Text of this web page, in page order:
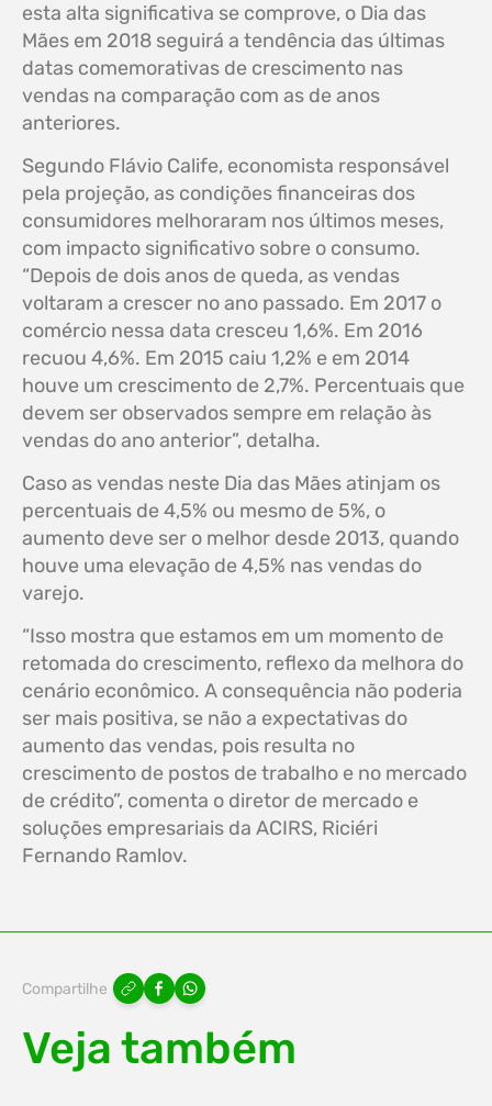
esta alta significativa se comprove, o Dia das
Mães em 2018 seguirá a tendência das últimas
datas comemorativas de crescimento nas
vendas na comparação com as de anos
anteriores.
Segundo Flávio Calife, economista responsável
pela projeção, as condições financeiras dos
consumidores melhoraram nos últimos meses,
com impacto significativo sobre o consumo.
“Depois de dois anos de queda, as vendas
voltaram a crescer no ano passado. Em 2017 o
comércio nessa data cresceu 1,6%. Em 2016
recuou 4,6%. Em 2015 caiu 1,2% e em 2014
houve um crescimento de 2,7%. Percentuais que
devem ser observados sempre em relação às
vendas do ano anterior”, detalha.
Caso as vendas neste Dia das Mães atinjam os
percentuais de 4,5% ou mesmo de 5%, o
aumento deve ser o melhor desde 2013, quando
houve uma elevação de 4,5% nas vendas do
varejo.
“Isso mostra que estamos em um momento de
retomada do crescimento, reflexo da melhora do
cenário econômico. A consequência não poderia
ser mais positiva, se não a expectativas do
aumento das vendas, pois resulta no
crescimento de postos de trabalho e no mercado
de crédito”, comenta o diretor de mercado e
soluções empresariais da ACIRS, Riciéri
Fernando Ramlov.
Compartilhe
Veja também